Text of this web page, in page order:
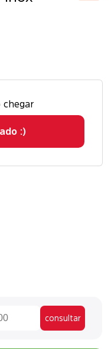
chegar
:)
consultar